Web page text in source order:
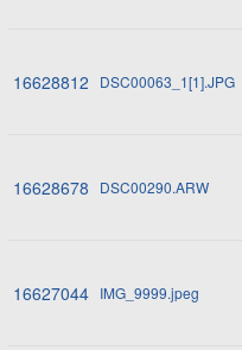
16628812 DSC00063_1[1].JPG
16628678 DSC00290.ARW
16627044 IMG_9999.jpeg